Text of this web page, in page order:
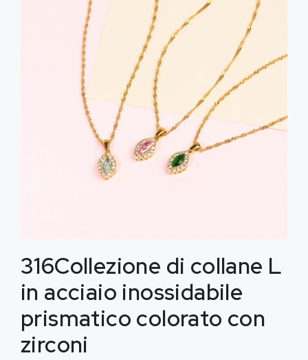
316Collezione di collane L
in acciaio inossidabile
prismatico colorato con
zirconi